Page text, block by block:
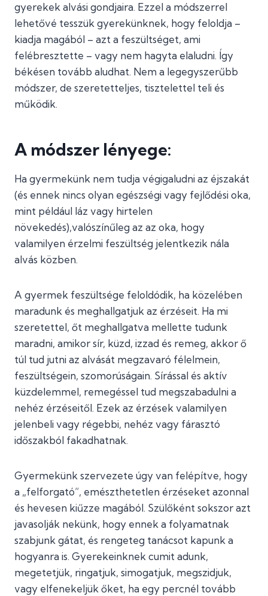
gyerekek alvási gondjaira. Ezzel a módszerrel
lehetővé tesszük gyerekünknek, hogy feloldja –
kiadja magából – azt a feszültséget, ami
felébresztette – vagy nem hagyta elaludni. Így
békésen tovább aludhat. Nem a legegyszerűbb
módszer, de szeretetteljes, tisztelettel teli és
működik.
A módszer lényege:
Ha gyermekünk nem tudja végigaludni az éjszakát
(és ennek nincs olyan egészségi vagy fejlődési oka,
mint például láz vagy hirtelen
növekedés),valószínűleg az az oka, hogy
valamilyen érzelmi feszültség jelentkezik nála
alvás közben.
A gyermek feszültsége feloldódik, ha közelében
maradunk és meghallgatjuk az érzéseit. Ha mi
szeretettel, őt meghallgatva mellette tudunk
maradni, amikor sír, küzd, izzad és remeg, akkor ő
túl tud jutni az alvását megzavaró félelmein,
feszültségein, szomorúságain. Sírással és aktív
küzdelemmel, remegéssel tud megszabadulni a
nehéz érzéseitől. Ezek az érzések valamilyen
jelenbeli vagy régebbi, nehéz vagy fárasztó
időszakból fakadhatnak.
Gyermekünk szervezete úgy van felépítve, hogy
a „felforgató”, emészthetetlen érzéseket azonnal
és hevesen kiűzze magából. Szülőként sokszor azt
javasolják nekünk, hogy ennek a folyamatnak
szabjunk gátat, és rengeteg tanácsot kapunk a
hogyanra is. Gyerekeinknek cumit adunk,
megetetjük, ringatjuk, simogatjuk, megszidjuk,
vagy elfenekeljük őket, ha egy percnél tovább